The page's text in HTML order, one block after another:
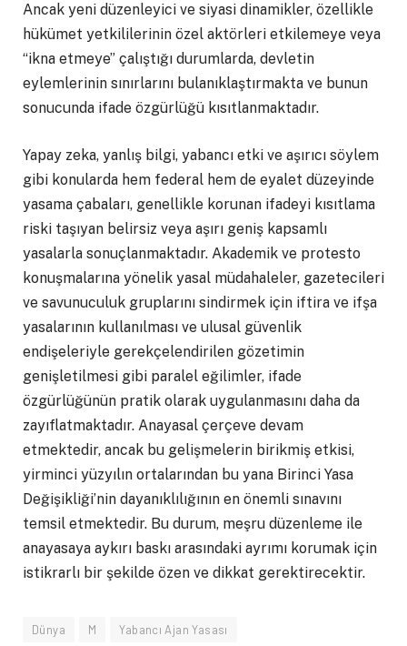
Ancak yeni düzenleyici ve siyasi dinamikler, özellikle
hükümet yetkililerinin özel aktörleri etkilemeye veya
“ikna etmeye” çalıştığı durumlarda, devletin
eylemlerinin sınırlarını bulanıklaştırmakta ve bunun
sonucunda ifade özgürlüğü kısıtlanmaktadır.
Yapay zeka, yanlış bilgi, yabancı etki ve aşırıcı söylem
gibi konularda hem federal hem de eyalet düzeyinde
yasama çabaları, genellikle korunan ifadeyi kısıtlama
riski taşıyan belirsiz veya aşırı geniş kapsamlı
yasalarla sonuçlanmaktadır. Akademik ve protesto
konuşmalarına yönelik yasal müdahaleler, gazetecileri
ve savunuculuk gruplarını sindirmek için iftira ve ifşa
yasalarının kullanılması ve ulusal güvenlik
endişeleriyle gerekçelendirilen gözetimin
genişletilmesi gibi paralel eğilimler, ifade
özgürlüğünün pratik olarak uygulanmasını daha da
zayıflatmaktadır. Anayasal çerçeve devam
etmektedir, ancak bu gelişmelerin birikmiş etkisi,
yirminci yüzyılın ortalarından bu yana Birinci Yasa
Değişikliği’nin dayanıklılığının en önemli sınavını
temsil etmektedir. Bu durum, meşru düzenleme ile
anayasaya aykırı baskı arasındaki ayrımı korumak için
istikrarlı bir şekilde özen ve dikkat gerektirecektir.
Dünya M Yabancı Ajan Yasası